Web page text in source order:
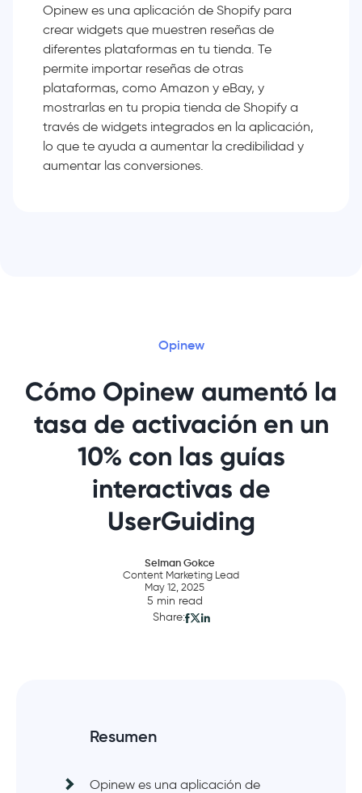
Opinew es una aplicación de Shopify para
crear widgets que muestren reseñas de
diferentes plataformas en tu tienda. Te
permite importar reseñas de otras
plataformas, como Amazon y eBay, y
mostrarlas en tu propia tienda de Shopify a
través de widgets integrados en la aplicación,
lo que te ayuda a aumentar la credibilidad y
aumentar las conversiones.
Opinew
Cómo Opinew aumentó la
tasa de activación en un
10% con las guías
interactivas de
UserGuiding
Selman Gokce
Content Marketing Lead
May 12, 2025
5 min read
Share:
Resumen
Opinew es una aplicación de